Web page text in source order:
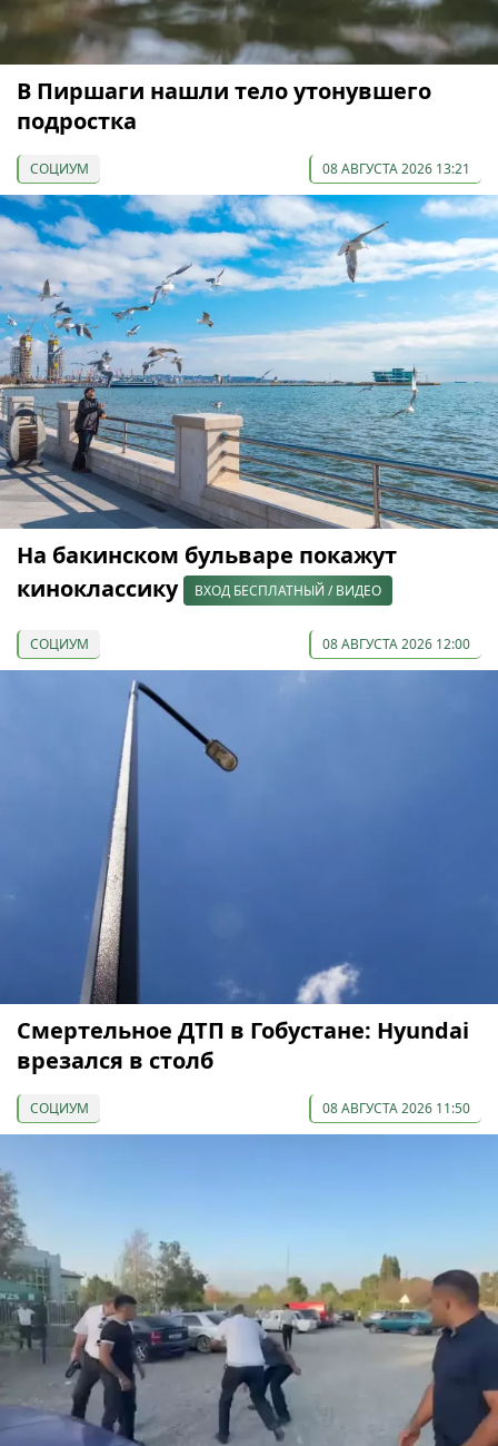
В Пиршаги нашли тело утонувшего
подростка
СОЦИУМ 08 АВГУСТА 2026 13:21
На бакинском бульваре покажут
киноклассику
ВХОД БЕСПЛАТНЫЙ / ВИДЕО
СОЦИУМ 08 АВГУСТА 2026 12:00
Смертельное ДТП в Гобустане: Hyundai
врезался в столб
СОЦИУМ 08 АВГУСТА 2026 11:50